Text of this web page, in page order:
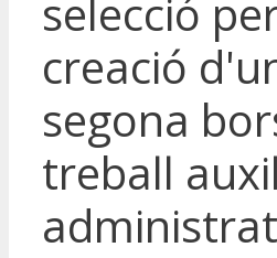
selecció
creació
segona
treball